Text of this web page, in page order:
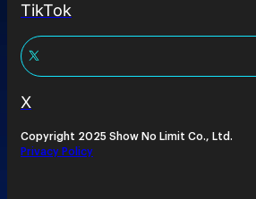
TikTok
X
Copyright 2025 Show No Limit Co., Ltd.
Privacy Policy